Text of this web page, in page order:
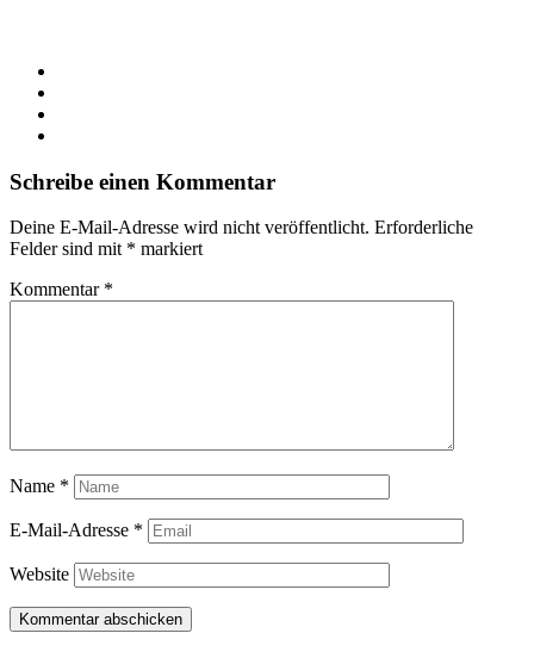
Schreibe einen Kommentar
Deine E-Mail-Adresse wird nicht veröffentlicht. Erforderliche
Felder sind mit * markiert
Kommentar *
Name *
E-Mail-Adresse *
Website